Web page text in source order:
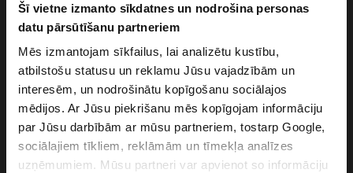
Šī vietne izmanto sīkdatnes un nodrošina personas
datu pārsūtīšanu partneriem
Mēs izmantojam sīkfailus, lai analizētu kustību,
atbilstošu statusu un reklamu Jūsu vajadzībām un
interesēm, un nodrošinātu kopīgošanu sociālajos
mēdijos. Ar Jūsu piekrišanu mēs kopīgojam informāciju
par Jūsu darbībām ar mūsu partneriem, tostarp Google,
sociālajiem tīkliem, reklāmām un tīmekļa analīzes
uzņēmumiem. Mūsu partneri var apvienot so informāciju